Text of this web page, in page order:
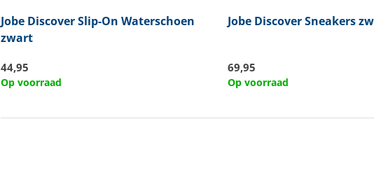
Jobe Discover Slip-On Waterschoen
zwart
44,95
Op voorraad
JobeDiscover Sneakers
69,95
Op voorraad